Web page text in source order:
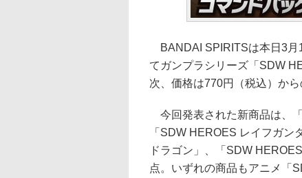
BANDAI SPIRITSは本日3月
てガンプラシリーズ「SDW
次、価格は770円（税込）から
今回発表された新商品は、
「SDW HEROES レイフガ
ドラゴン」、「SDW
点。いずれの商品もアニメ「